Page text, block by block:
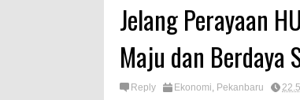
Jelang Perayaan
Maju dan Berdaya
Reply Ekonomi, Pekanbaru